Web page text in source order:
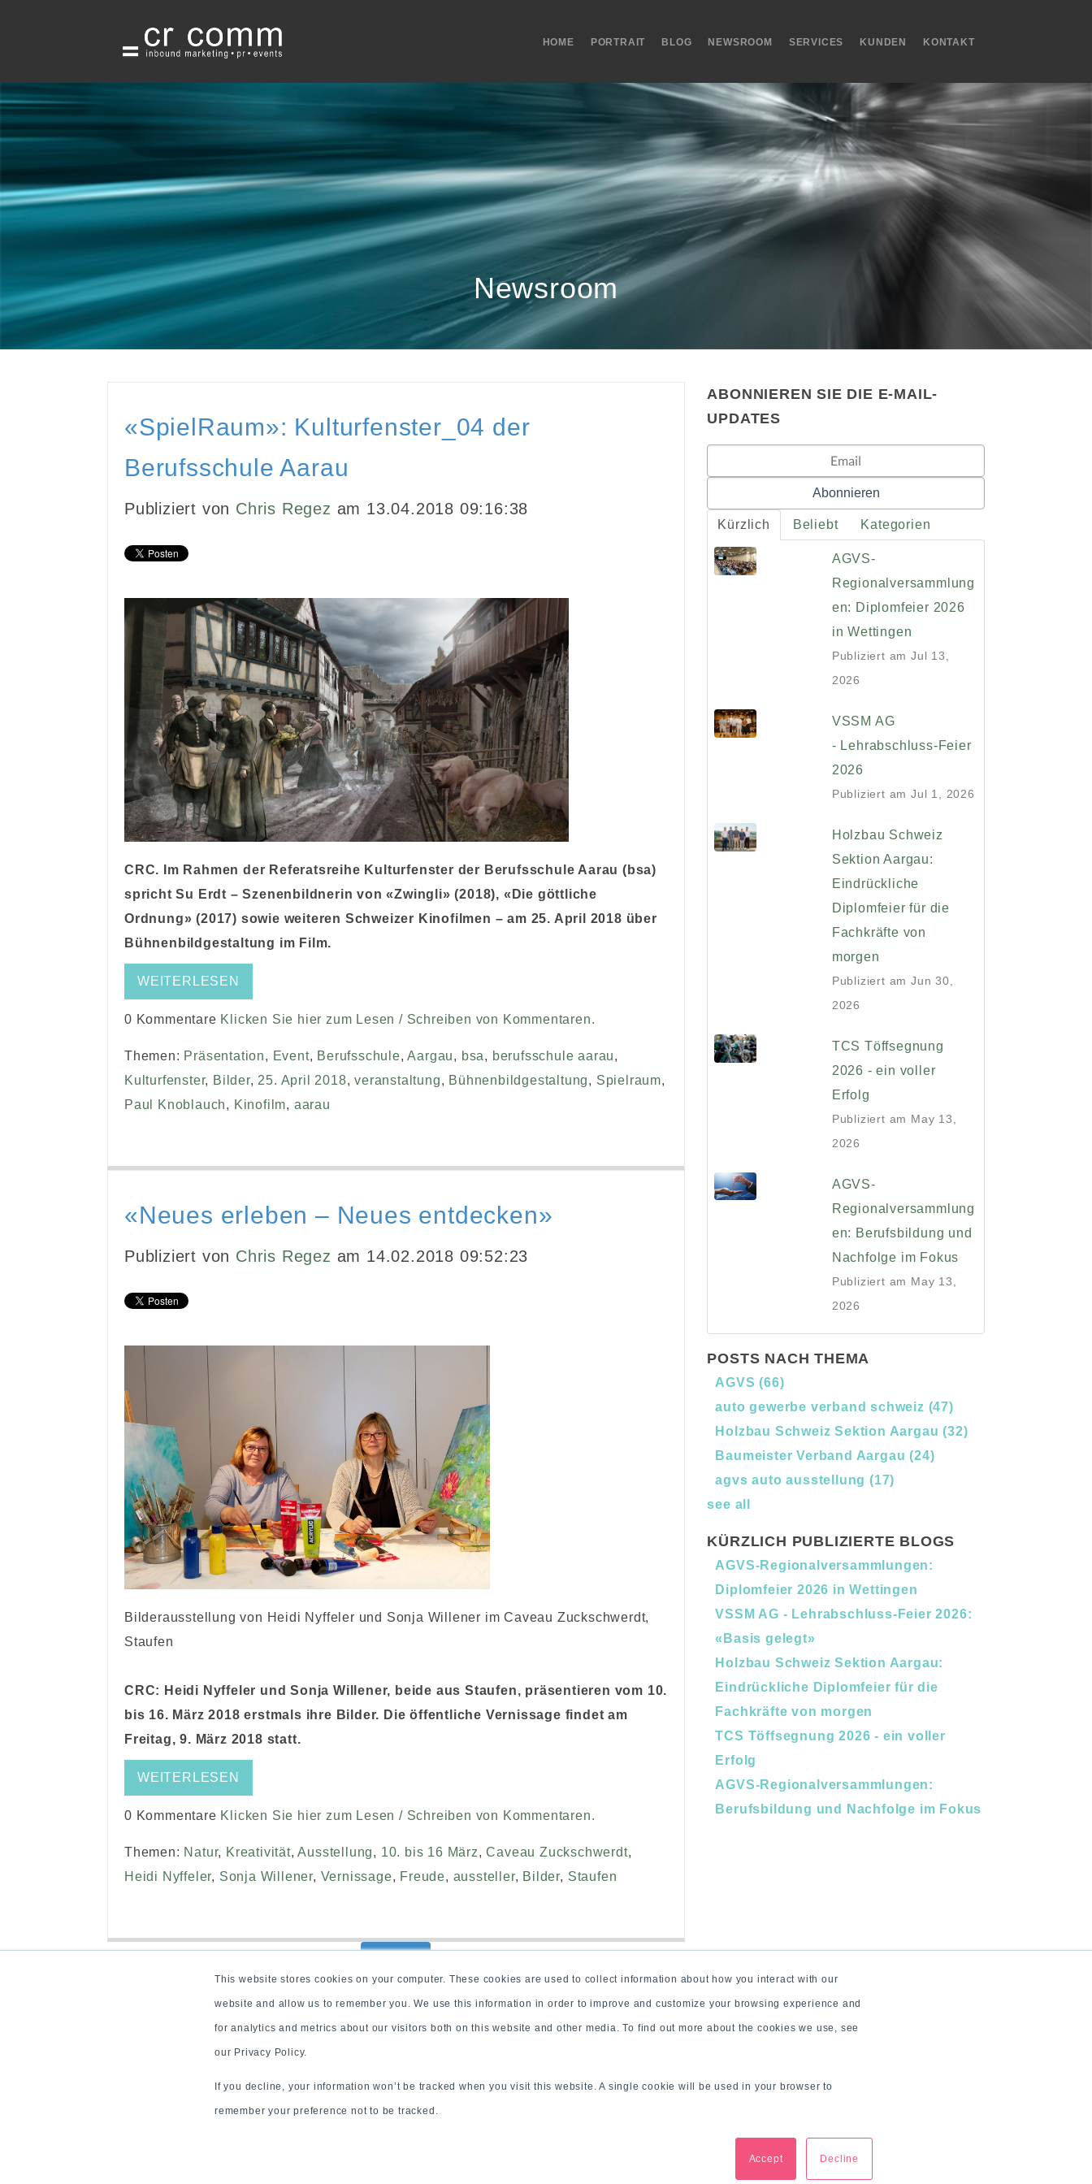
This website stores cookies on your computer. These cookies are used to collect information about how you interact with our
website and allow us to remember you. We use this information in order to improve and customize your browsing experience and
for analytics and metrics about our visitors both on this website and other media. To find out more about the cookies we use, see
our Privacy Policy.
If you decline, your information won’t be tracked when you visit this website. A single cookie will be used in your browser to
remember your preference not to be tracked.
Accept Decline
HOME PORTRAIT BLOG NEWSROOM SERVICES KUNDEN KONTAKT
Newsroom
«SpielRaum»: Kulturfenster_04 der
Berufsschule Aarau
Publiziert von Chris Regez am 13.04.2018 09:16:38
CRC. Im Rahmen der Referatsreihe Kulturfenster der Berufsschule Aarau ( bsa)
spricht Su Erdt – Szenenbildnerin von «Zwingli» (2018), «Die göttliche
Ordnung» (2017) sowie weiteren Schweizer Kinofilmen – am 25. April 2018 über
Bühnenbildgestaltung im Film.
WEITERLESEN
0 Kommentare Klicken Sie hier zum Lesen / Schreiben von Kommentaren.
Themen: Präsentation, Event, Berufsschule,Aargau, bsa, berufsschule aarau,
Kulturfenster, Bilder, 25. April 2018,veranstaltung, Bühnenbildgestaltung, Spielraum,
Paul Knoblauch, Kinofilm, aarau
«Neues erleben – Neues entdecken»
Publiziert von Chris Regez am 14.02.2018 09:52:23
Bilderausstellung von Heidi Nyffeler und Sonja Willener im Caveau Zuckschwerdt,
Staufen
CRC: Heidi Nyffeler und Sonja Willener, beide aus Staufen, präsentieren vom 10.
bis 16. März 2018 erstmals ihre Bilder. Die öffentliche Vernissage findet am
Freitag, 9. März 2018 statt.
WEITERLESEN
0 Kommentare Klicken Sie hier zum Lesen / Schreiben von Kommentaren.
Themen: Natur, Kreativität,Ausstellung, 10. bis 16 März,Caveau Zuckschwerdt,
Heidi Nyffeler, Sonja Willener, Vernissage, Freude, aussteller, Bilder, Staufen
ABONNIEREN SIE DIE E-MAIL-
UPDATES
Kürzlich Beliebt Kategorien
AGVS-
Regionalversammlung
en: Diplomfeier 2026
in Wettingen
Publiziert am Jul 13,
2026
VSSM AG
- Lehrabschluss-Feier
2026
Publiziert am Jul 1, 2026
Holzbau Schweiz
Sektion Aargau:
Eindrückliche
Diplomfeier für die
Fachkräfte von
morgen
Publiziert am Jun 30,
2026
TCS Töffsegnung
2026 - ein voller
Erfolg
Publiziert am May 13,
2026
AGVS-
Regionalversammlung
en: Berufsbildung und
Nachfolge im Fokus
Publiziert am May 13,
2026
POSTS NACH THEMA
AGVS(66)
auto gewerbe verband schweiz (47)
Holzbau Schweiz Sektion Aargau(32)
Baumeister Verband Aargau(24)
agvs auto ausstellung(17)
see all
KÜRZLICH PUBLIZIERTE BLOGS
AGVS-Regionalversammlungen:
Diplomfeier 2026 in Wettingen
VSSM AG - Lehrabschluss-Feier 2026:
«Basis gelegt»
Holzbau Schweiz Sektion Aargau:
Eindrückliche Diplomfeier für die
Fachkräfte von morgen
TCS Töffsegnung 2026 - ein voller
Erfolg
AGVS-Regionalversammlungen:
Berufsbildung und Nachfolge im Fokus